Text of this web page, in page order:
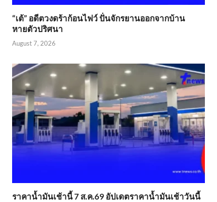
“เต้” อดีตวงดร้าก้อนไฟว์ ปั่นจักรยานออกจากบ้าน
หายตัวปริศนา
August 7, 2026
ราคาน้ำมันเช้านี้ 7 ส.ค.69 อัปเดตราคาน้ำมันเช้าวันนี้